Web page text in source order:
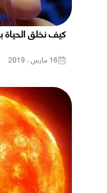
كيف نخلق
16 مارس ، 2019